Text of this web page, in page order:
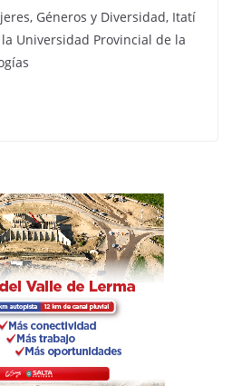
Géneros y Diversidad, Itatí
Universidad Provincial de la